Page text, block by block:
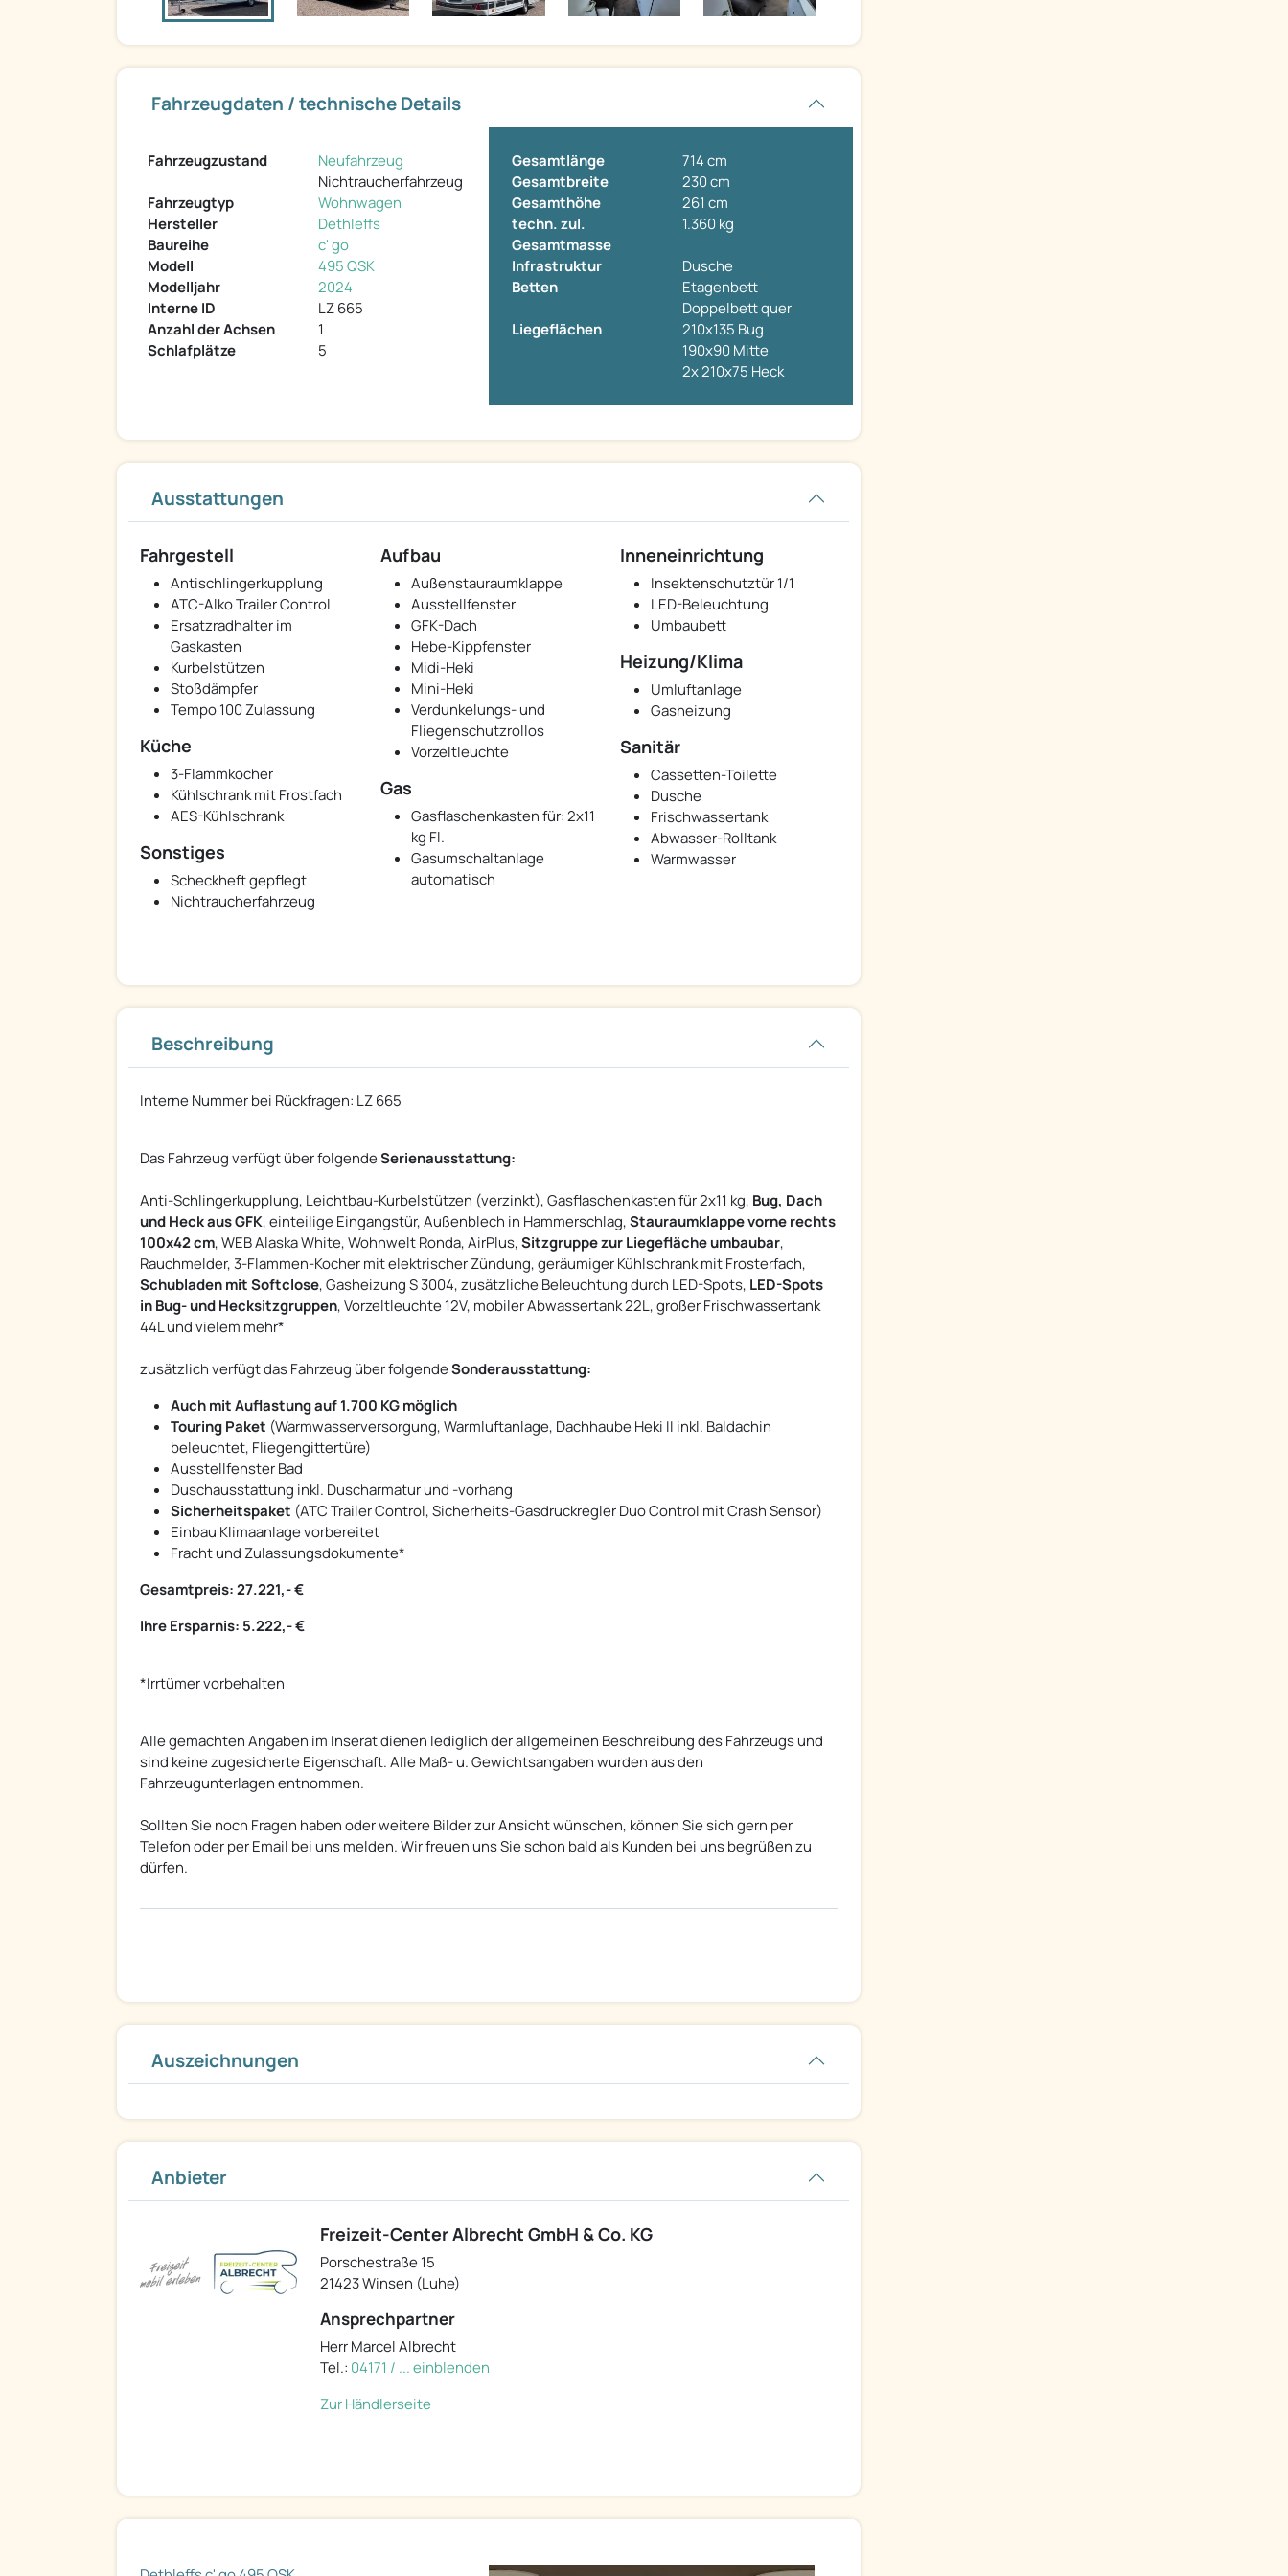
Fahrzeugdaten / technische Details
Fahrzeugzustand
Neufahrzeug
Nichtraucherfahrzeug
Fahrzeugtyp
Wohnwagen
Hersteller
Dethleffs
Baureihe
c' go
Modell
495 QSK
Modelljahr
2024
Interne ID
LZ 665
Anzahl der Achsen
1
Schlafplätze
5
Gesamtlänge
714 cm
Gesamtbreite
230 cm
Gesamthöhe
261 cm
techn. zul.
Gesamtmasse
1.360 kg
Infrastruktur
Dusche
Betten
Etagenbett
Doppelbett quer
Liegeflächen
210x135 Bug
190x90 Mitte
2x 210x75 Heck
Ausstattungen
Fahrgestell
Antischlingerkupplung
ATC-Alko Trailer Control
Ersatzradhalter im
Gaskasten
Kurbelstützen
Stoßdämpfer
Tempo 100 Zulassung
Aufbau
Außenstauraumklappe
Ausstellfenster
GFK-Dach
Hebe-Kippfenster
Midi-Heki
Mini-Heki
Verdunkelungs- und
Fliegenschutzrollos
Vorzeltleuchte
Inneneinrichtung
Insektenschutztür 1/1
LED-Beleuchtung
Umbaubett
Heizung/Klima
Umluftanlage
Gasheizung
Küche
3-Flammkocher
Kühlschrank mit Frostfach
AES-Kühlschrank
Sanitär
Cassetten-Toilette
Dusche
Frischwassertank
Abwasser-Rolltank
Warmwasser
Gas
Gasflaschenkasten für: 2x11
kg Fl.
Gasumschaltanlage
automatisch
Sonstiges
Scheckheft gepflegt
Nichtraucherfahrzeug
Beschreibung
Interne Nummer bei Rückfragen: LZ 665
Das Fahrzeug verfügt über folgendeSerienausstattung:
Anti-Schlingerkupplung, Leichtbau-Kurbelstützen (verzinkt), Gasflaschenkasten für 2x11 kg, Bug, Dach
und Heck aus GFK, einteilige Eingangstür, Außenblech in Hammerschlag,Stauraumklappe vorne rechts
100x42 cm, WEB Alaska White, Wohnwelt Ronda, AirPlus,Sitzgruppe zur Liegefläche umbaubar,
Rauchmelder, 3-Flammen-Kocher mit elektrischer Zündung, geräumiger Kühlschrank mit Frosterfach,
Schubladen mit Softclose, Gasheizung S 3004, zusätzliche Beleuchtung durch LED-Spots, LED-Spots
in Bug- und Hecksitzgruppen, Vorzeltleuchte 12V, mobiler Abwassertank 22L, großer Frischwassertank
44L und vielem mehr*
zusätzlich verfügt das Fahrzeug über folgendeSonderausstattung:
Auch mit Auflastung auf 1.700 KG möglich
Touring Paket (Warmwasserversorgung, Warmluftanlage, Dachhaube Heki II inkl. Baldachin
beleuchtet, Fliegengittertüre)
Ausstellfenster Bad
Duschausstattung inkl. Duscharmatur und -vorhang
Sicherheitspaket (ATC Trailer Control, Sicherheits-Gasdruckregler Duo Control mit Crash Sensor)
Einbau Klimaanlage vorbereitet
Fracht und Zulassungsdokumente*
Gesamtpreis: 27.221,- €
Ihre Ersparnis: 5.222,- €
*Irrtümer vorbehalten
Alle gemachten Angaben im Inserat dienen lediglich der allgemeinen Beschreibung des Fahrzeugs und
sind keine zugesicherte Eigenschaft. Alle Maß- u. Gewichtsangaben wurden aus den
Fahrzeugunterlagen entnommen.
Sollten Sie noch Fragen haben oder weitere Bilder zur Ansicht wünschen, können Sie sich gern per
Telefon oder per Email bei uns melden. Wir freuen uns Sie schon bald als Kunden bei uns begrüßen zu
dürfen.
Auszeichnungen
Anbieter
Freizeit-Center Albrecht GmbH & Co. KG
Porschestraße 15
21423 Winsen (Luhe)
Ansprechpartner
Herr Marcel Albrecht
Tel.: 04171 / ... einblenden
Zur Händlerseite